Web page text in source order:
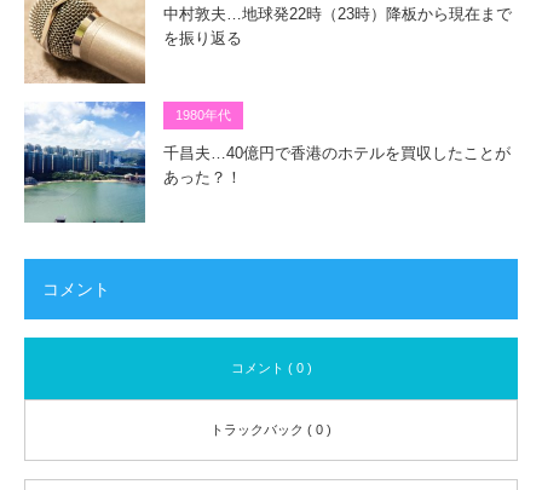
中村敦夫…地球発22時（23時）降板から現在まで
を振り返る
1980年代
千昌夫…40億円で香港のホテルを買収したことが
あった？！
コメント
コメント ( 0 )
トラックバック ( 0 )